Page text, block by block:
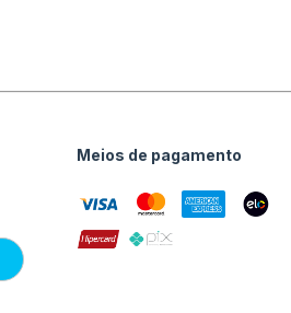
Meios de pagamento